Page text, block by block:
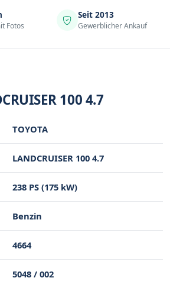
Fotos
Seit 2013
Gewerblicher Ankauf
100 4.7
TOYOTA
LANDCRUISER 100 4.7
238 PS (175 kW)
Benzin
4664
5048 / 002